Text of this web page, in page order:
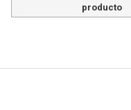
producto